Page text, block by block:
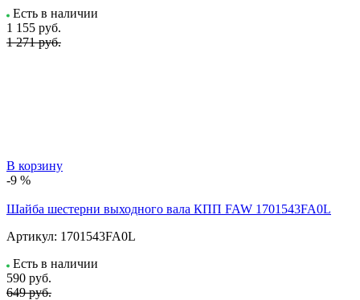
Есть в наличии
1 155 руб.
1 271 руб.
В корзину
-9 %
Шайба шестерни выходного вала КПП FAW 1701543FA0L
Артикул: 1701543FA0L
Есть в наличии
590 руб.
649 руб.